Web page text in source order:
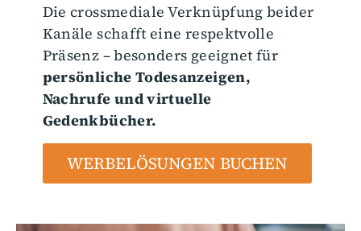
Die crossmediale Verknüpfung beider
Kanäle schafft eine respektvolle
Präsenz – besonders geeignet für
persönliche Todesanzeigen,
Nachrufe und virtuelle
Gedenkbücher.
WERBELÖSUNGEN BUCHEN